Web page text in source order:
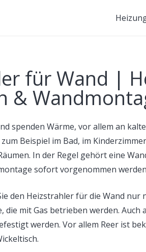
für Wand |
&
spenden Wärme, vor allem an
Beispiel im Bad, im
In der Regel gehört eine
sofort vorgenommen
den Heizstrahler für die Wand nur
die mit Gas betrieben werden.
werden. Vor allem Reer ist